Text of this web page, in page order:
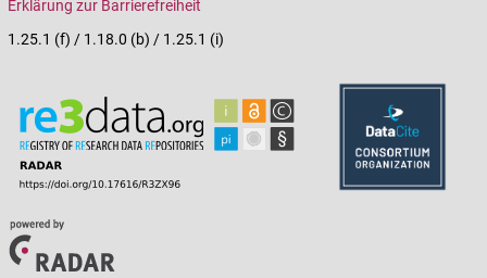
Erklärung zur Barrierefreiheit
1.25.1 (f) / 1.18.0 (b) / 1.25.1 (i)